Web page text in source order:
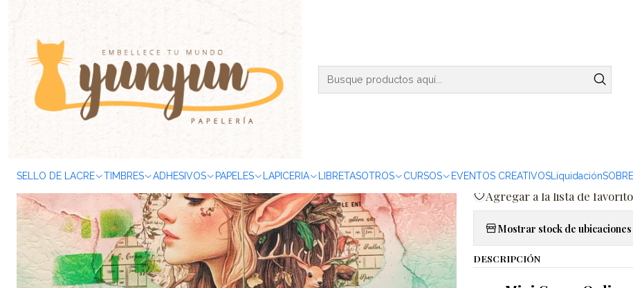
SELLO DE LACRE TIMBRES ADHESIVOS PAPELES LAPICERIA LIBRETASOTROS CURSOS EVENTOS CREATIVOS Liquidación
Mini Curso
Cantidad
Agregar a la lista de
Mostrar stock de ubicaciones
DESCRIPCIÓN